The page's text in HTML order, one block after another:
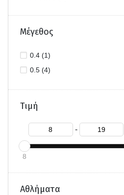
Μέγεθος
0.4 (1)
0.5 (4)
Τιμή
-
8
Αθλήματα